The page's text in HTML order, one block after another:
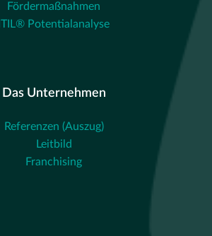
Fördermaßnahmen
ITIL® Potentialanalyse
Das Unternehmen
Referenzen (Auszug)
Leitbild
Franchising